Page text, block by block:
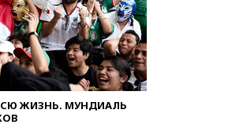
ЖИЗНЬ. МУНДИАЛЬ